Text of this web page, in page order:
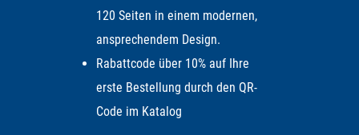
120 Seiten in einem modernen,
ansprechendem Design.
Rabattcode über 10% auf Ihre
erste Bestellung durch den QR-
Code im Katalog